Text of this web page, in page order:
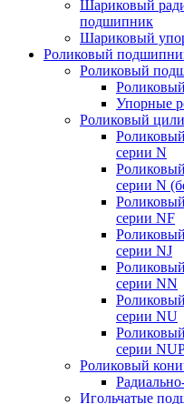
Шариковый
подшипник
Шариковый
Роликовый
Роликовый
Упорные
Роликовый
серии N
серии N
серии NF
серии NJ
серии NN
серии NU
серии
Роликовый
Игольчатые